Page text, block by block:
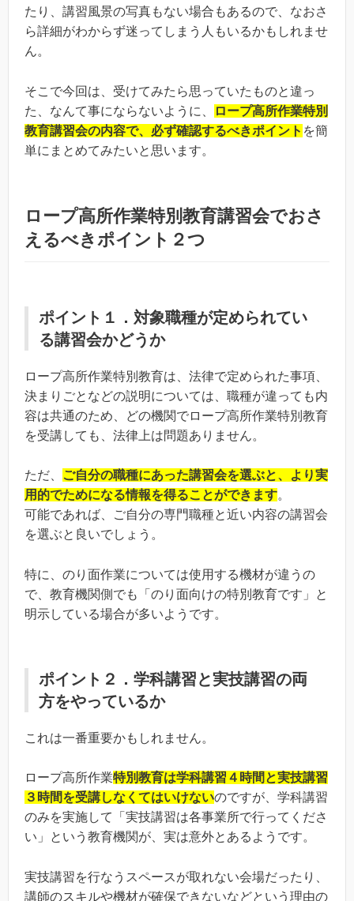
たり、講習風景の写真もない場合もあるので、なおさ
ら詳細がわからず迷ってしまう人もいるかもしれませ
ん。
そこで今回は、受けてみたら思っていたものと違っ
た、なんて事にならないように、
ロープ高所作業特別
教育講習会の内容で、必ず確認するべきポイント を簡
単にまとめてみたいと思います。
ロープ高所作業特別教育講習会でおさ
えるべきポイント２つ
ポイント１．対象職種が定められてい
る講習会かどうか
ロープ高所作業特別教育は、法律で定められた事項、
決まりごとなどの説明については、職種が違っても内
容は共通のため、どの機関でロープ高所作業特別教育
を受講しても、法律上は問題ありません。
ただ、
ご自分の職種にあった講習会を選ぶと、より実
用的でためになる情報を得ることができます。
可能であれば、ご自分の専門職種と近い内容の講習会
を選ぶと良いでしょう。
特に、のり面作業については使用する機材が違うの
で、教育機関側でも「のり面向けの特別教育です」と
明示している場合が多いようです。
ポイント２．学科講習と実技講習の両
方をやっているか
これは一番重要かもしれません。
ロープ高所作業特別教育は学科講習４時間と実技講習
３時間を受講しなくてはいけないのですが、学科講習
のみを実施して「実技講習は各事業所で行ってくださ
い」という教育機関が、実は意外とあるようです。
実技講習を行なうスペースが取れない会場だったり、
講師のスキルや機材が確保できないなどという理由の